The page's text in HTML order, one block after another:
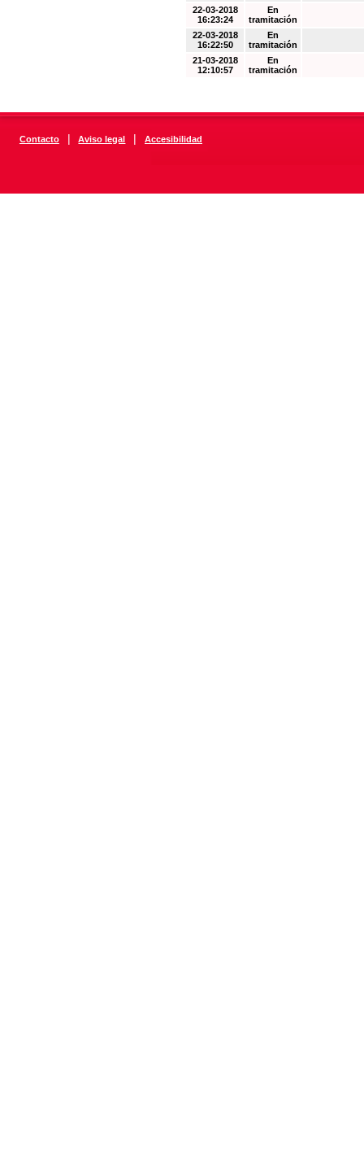
22-03-2018
16:23:24
En
tramitación
22-03-2018
16:22:50
En
tramitación
21-03-2018
12:10:57
En
tramitación
Contacto | Aviso legal | Accesibilidad